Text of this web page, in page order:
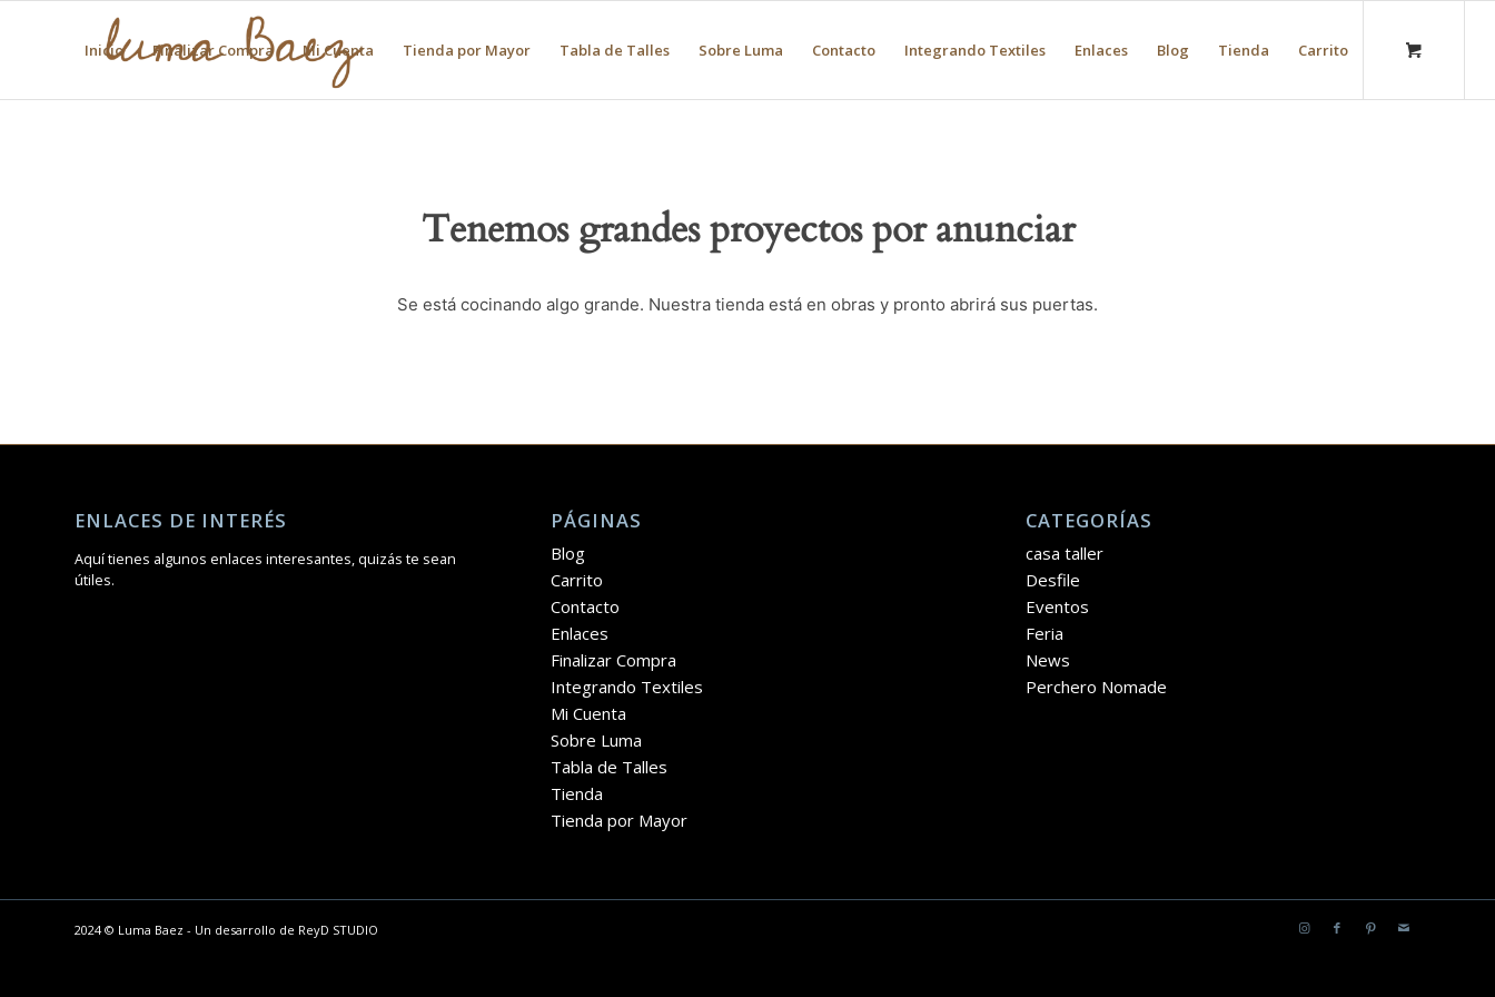
Inicio Finalizar Compra Mi Cuenta Tienda por Mayor Tabla de Talles Sobre Luma Contacto Integrando Textiles Enlaces Blog Tienda Carrito
Tenemos grandes proyectos por anunciar
Se está cocinando algo grande. Nuestra tienda está en obras y pronto abrirá sus puertas.
ENLACES DE INTERÉS
Aquí tienes algunos enlaces interesantes, quizás te sean
útiles.
PÁGINAS
Blog
Carrito
Contacto
Enlaces
Finalizar Compra
Integrando Textiles
Mi Cuenta
Sobre Luma
Tabla de Talles
Tienda
Tienda por Mayor
CATEGORÍAS
casa taller
Desfile
Eventos
Feria
News
Perchero Nomade
2024 © Luma Baez - Un desarrollo de ReyD STUDIO